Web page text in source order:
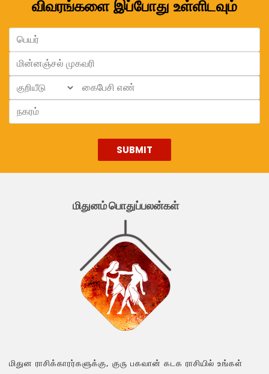
விவரங்களை இப்போது உள்ளிடவும்
மிதுனம் பொதுப்பலன்கள்
மிதுன ராசிக்காரர்களுக்கு, குரு பகவான் கடக ராசியில் உங்கள்